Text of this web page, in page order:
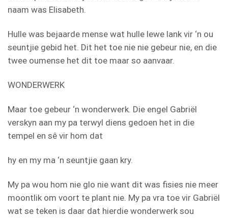
naam was Elisabeth.
Hulle was bejaarde mense wat hulle lewe lank vir ‘n ou
seuntjie gebid het. Dit het toe nie nie gebeur nie, en die
twee oumense het dit toe maar so aanvaar.
WONDERWERK
Maar toe gebeur ‘n wonderwerk. Die engel Gabriël
verskyn aan my pa terwyl diens gedoen het in die
tempel en sê vir hom dat
hy en my ma ‘n seuntjie gaan kry.
My pa wou hom nie glo nie want dit was fisies nie meer
moontlik om voort te plant nie. My pa vra toe vir Gabriël
wat se teken is daar dat hierdie wonderwerk sou